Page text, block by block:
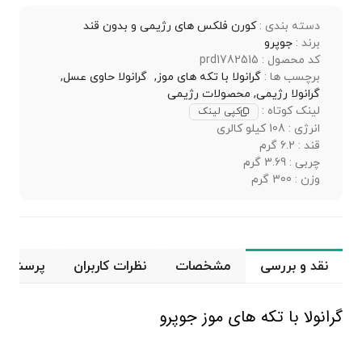
دسته بندی :کورن فلکس های رژیمی و بدون قند
برند : جوپرو
کد محصول : prd1782515
برچسب ها : گرانولا با تکه های موز, گرانولا حاوی عسل,
گرانولا رژیمی, محصولات رژیمی
لینک کوتاه :
کپی لینک
انرژی : 108 کیلو کالری
قند : 6.2 گرم
چربی : 3.69 گرم
وزن : 300 گرم
نقد و بررسی مشخصات نظرات کاربران پرسش
گرانولا با تکه های موز جوپرو